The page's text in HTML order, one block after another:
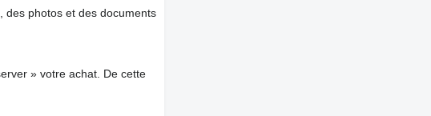
des photos et des documents
» votre achat. De cette